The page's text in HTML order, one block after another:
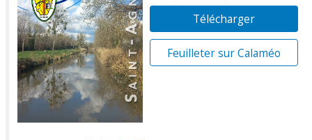
Télécharger
Feuilleter sur Calaméo